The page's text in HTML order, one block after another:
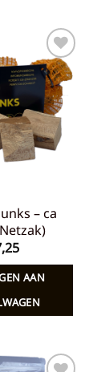
Toevoegen
aan
verlanglijst
– ca
AAN